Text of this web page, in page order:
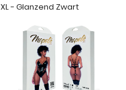
XL - Glanzend Zwart